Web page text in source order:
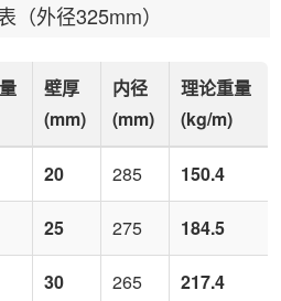
外径325mm）
壁厚
(mm)
内径
(mm)
理论重量
(kg/m)
20 285 150.4
25 275 184.5
30 265 217.4